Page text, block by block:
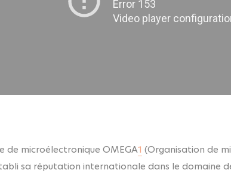
de microélectronique OMEGA1 (Organisation de
sa réputation internationale dans le domaine